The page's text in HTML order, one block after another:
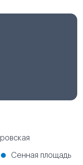
Сенная площадь